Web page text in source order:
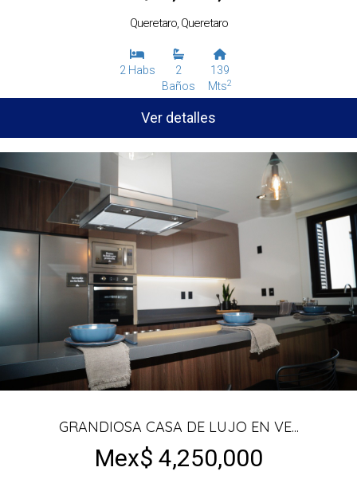
Queretaro, Queretaro
2 Habs
2
Baños
139
Mts2
Ver detalles
GRANDIOSA CASA DE LUJO EN VE...
Mex$ 4,250,000